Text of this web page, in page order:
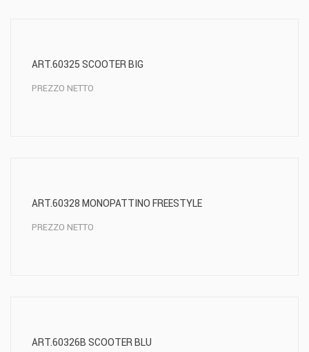
ART.60325 SCOOTER BIG
PREZZO NETTO
ART.60328 MONOPATTINO FREESTYLE
PREZZO NETTO
ART.60326B SCOOTER BLU